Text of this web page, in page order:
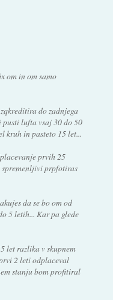
om in om samo
do zadnjega
lufta vsaj 30 do 50
kruh in pasteto 15 let...
prvih 25
prpfotiras
da se bo om od
5 letih... Kar pa glede
let razlika v skupnem
2 leti odplaceval
stanju bom profitiral